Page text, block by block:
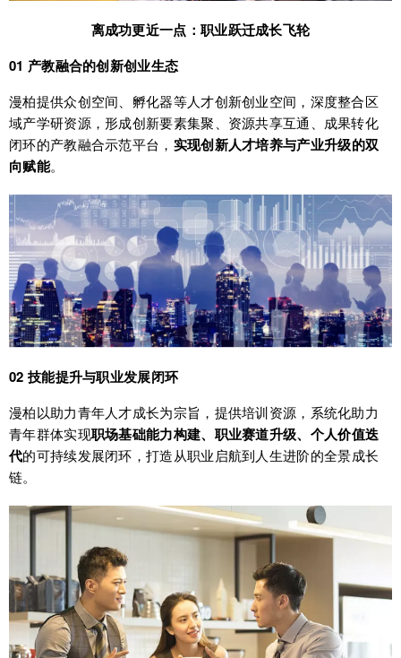
离成功更近一点：职业跃迁成长飞轮
01 产教融合的创新创业生态
漫柏提供众创空间、孵化器等人才创新创业空间，深度整合区
域产学研资源，形成创新要素集聚、资源共享互通、成果转化
闭环的产教融合示范平台， 实现创新人才培养与产业升级的双
向赋能。
02 技能提升与职业发展闭环
漫柏以助力青年人才成长为宗旨，提供培训资源，系统化助力
青年群体实现职场基础能力构建、职业赛道升级、个人价值迭
代的可持续发展闭环，打造从职业启航到人生进阶的全景成长
链。